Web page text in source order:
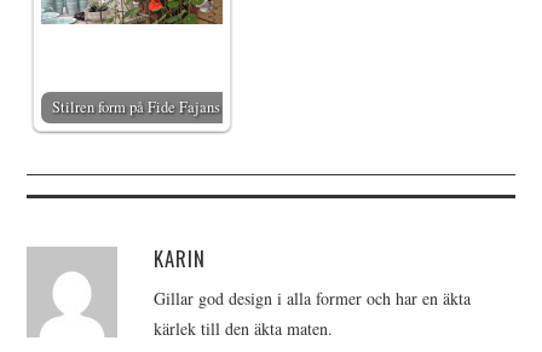
Stilren form på Fide Fajans
KARIN
Gillar god design i alla former och har en äkta
kärlek till den äkta maten.